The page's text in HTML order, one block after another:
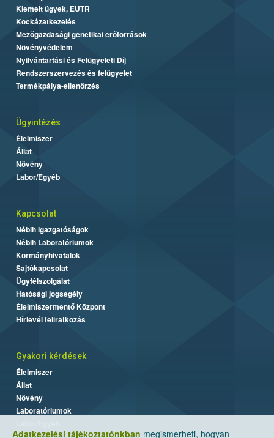
Adatkezelési tájékoztatónkban megismerheti, hogyan
Kiemelt ügyek, EUTR
Kockázatkezelés
Mezőgazdasági genetikai erőforrások
Növényvédelem
Nyilvántartási és Felügyeleti Díj
Rendszerszervezés és felügyelet
Termékpálya-ellenőrzés
Ügyintézés
Élelmiszer
Állat
Növény
Labor/Egyéb
Kapcsolat
Nébih Igazgatóságok
Nébih Laboratóriumok
Kormányhivatalok
Sajtókapcsolat
Ügyfélszolgálat
Hatósági jogsegély
Élelmiszermentő Központ
Hírlevél feliratkozás
Gyakori kérdések
Élelmiszer
Állat
Növény
Laboratóriumok